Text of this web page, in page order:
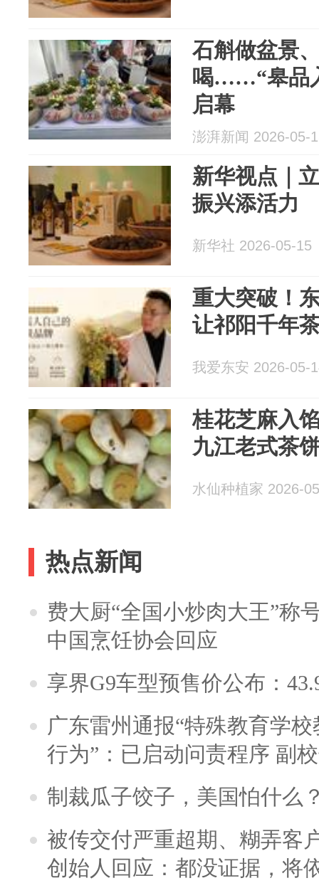
石斛做盆景
喝……“皋品
启幕
澎湃新闻 2026-05-
新华视点｜
振兴添活力
新华社 2026-05-15
重大突破！
让祁阳千年
我爱东安 2026-05-
桂花芝麻入
九江老式茶
水仙种植家 2026-
热点新闻
费大厨“全国小炒肉大王”称
中国烹饪协会回应
享界G9车型预售价公布：
广东雷州通报“特殊教育学
行为”：已启动问责程序 副
制裁瓜子饺子，美国怕什么
被传交付严重超期、糊弄客
创始人回应：都没证据，将